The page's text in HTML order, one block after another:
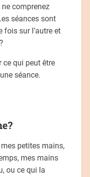
comprenez
séances sont
fois sur l’autre et
ce qui peut être
séance.
petites mains,
mes mains
ou ce qui la